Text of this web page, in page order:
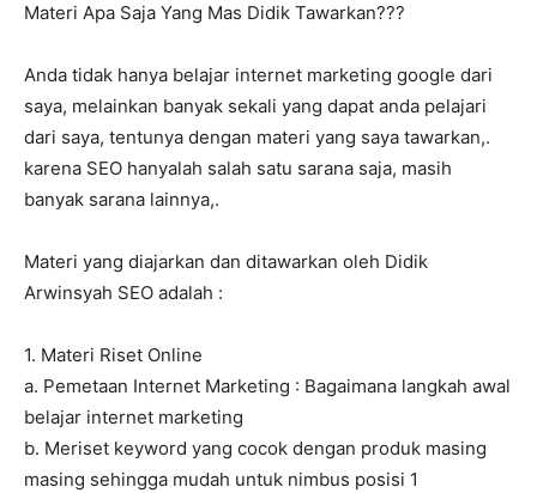
Materi Apa Saja Yang Mas Didik Tawarkan???
Anda tidak hanya belajar internet marketing google dari
saya, melainkan banyak sekali yang dapat anda pelajari
dari saya, tentunya dengan materi yang saya tawarkan,.
karena SEO hanyalah salah satu sarana saja, masih
banyak sarana lainnya,.
Materi yang diajarkan dan ditawarkan oleh Didik
Arwinsyah SEO adalah :
1. Materi Riset Online
a. Pemetaan Internet Marketing : Bagaimana langkah awal
belajar internet marketing
b. Meriset keyword yang cocok dengan produk masing
masing sehingga mudah untuk nimbus posisi 1